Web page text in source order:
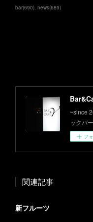
bar(690) news(689)
~since
ックバー
フ
関連記事
新フルーツ